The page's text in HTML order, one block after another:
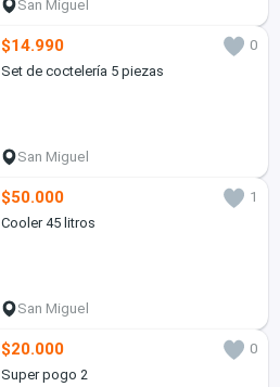
San Miguel
$14.990
0
Set de coctelería 5 piezas
San Miguel
$50.000
1
Cooler 45 litros
San Miguel
$20.000
0
Super pogo 2